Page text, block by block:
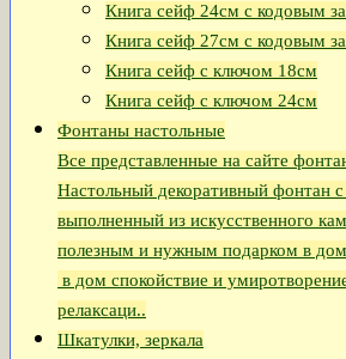
Книга сeйф 24см с кодовым
Книга сейф 27см с кодовым
Книга сейф с ключом 18см
Книга сейф с ключом 24см
Фонтаны настольные
Все представленные на сайте
Настольный декоративный фонтан с
выполненный из искусственного
полезным и нужным подарком в
в дом спокойствие и
релаксаци..
Шкатулки, зеркала